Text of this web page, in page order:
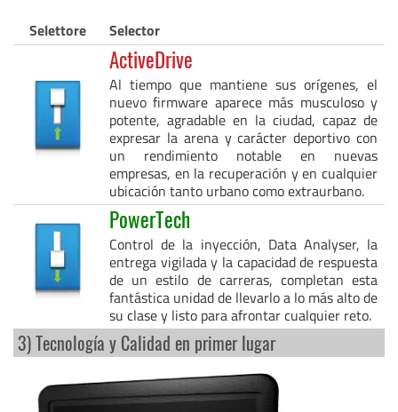
Selettore Selector
ActiveDrive
Al tiempo que mantiene sus orígenes, el
nuevo firmware aparece más musculoso y
potente, agradable en la ciudad, capaz de
expresar la arena y carácter deportivo con
un rendimiento notable en nuevas
empresas, en la recuperación y en cualquier
ubicación tanto urbano como extraurbano.
PowerTech
Control de la inyección, Data Analyser, la
entrega vigilada y la capacidad de respuesta
de un estilo de carreras, completan esta
fantástica unidad de llevarlo a lo más alto de
su clase y listo para afrontar cualquier reto.
3) Tecnología y Calidad en primer lugar